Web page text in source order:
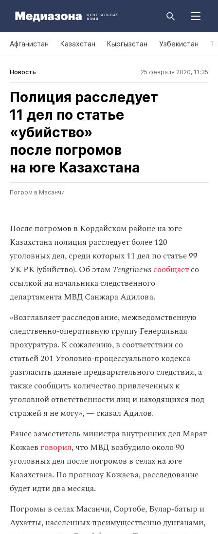
Афганистан Казахстан Кыргызстан Узбекистан
Новость 25 февраля 2020, 11:35
Полиция расследует
11 дел по статье
«убийство»
после погромов
на юге Казахстана
Погром в Масанчи
После погромов в Кордайском районе на юге
Казахстана полиция расследует более 120
уголовных дел, среди которых 11 дел по статье 99
УК РК (убийство). Об этом Tengrinewsсообщаетсо
ссылкой на начальника следственного
департамента МВД Санжара Адилова.
«Возглавляет расследование, межведомственную
следственно-оперативную группу Генеральная
прокуратура. К сожалению, в соответствии со
статьей 201 Уголовно-процессуального кодекса
разгласить данные предварительного следствия, а
также сообщить количество привлеченных к
уголовной ответственности лиц и находящихся под
стражей я не могу», — сказал Адилов.
Ранее заместитель министра внутренних дел Марат
Кожаев говорил, что МВД возбудило около 90
уголовных дел после погромов в селах на юге
Казахстана. По прогнозу Кожаева, расследование
будет идти два месяца.
Погромы в селах Масанчи, Сортобе, Булар-батыр и
Аухатты, населенных преимущественно дунганами,